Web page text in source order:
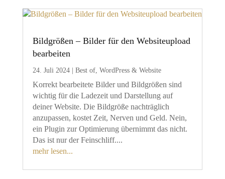
Bildgrößen – Bilder für den Websiteupload
bearbeiten
24. Juli 2024| Best of, WordPress & Website
Korrekt bearbeitete Bilder und Bildgrößen sind
wichtig für die Ladezeit und Darstellung auf
deiner Website. Die Bildgröße nachträglich
anzupassen, kostet Zeit, Nerven und Geld. Nein,
ein Plugin zur Optimierung übernimmt das nicht.
Das ist nur der Feinschliff....
mehr lesen...